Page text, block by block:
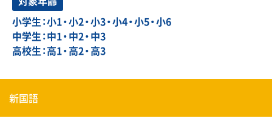
小学生：小1・小2・小3・小4・小5・小6
中学生：中1・中2・中3
高校生：高1・高2・高3
新国語